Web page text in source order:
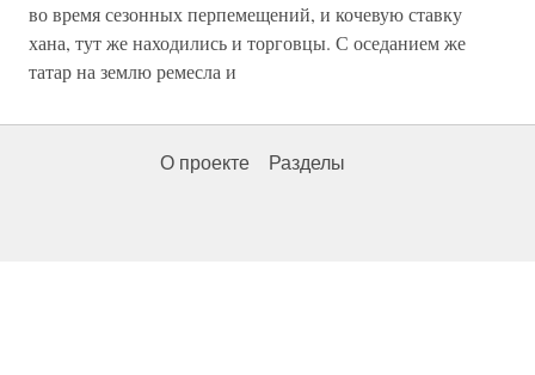
во время сезонных перпемещений, и кочевую ставку
хана, тут же находились и торговцы. С оседанием же
татар на землю ремесла и
О проекте Разделы